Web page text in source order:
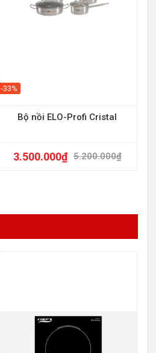
-33%
Bộ nồi ELO-Profi Cristal
5.200.000₫
3.500.000₫